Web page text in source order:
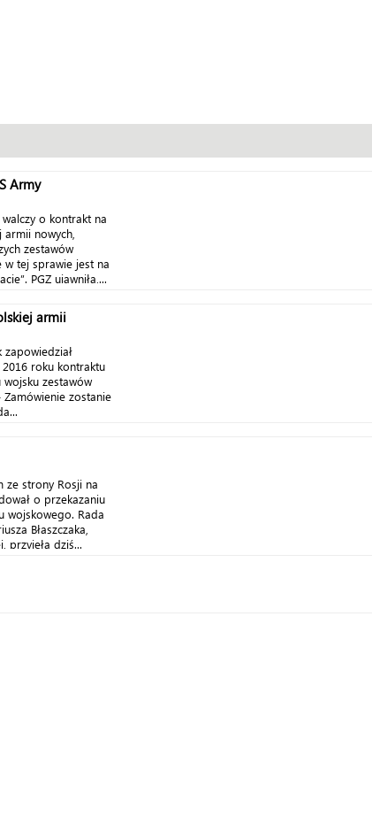
Army
o kontrakt na
nowych,
zestawów
w tej sprawie jest na
PGZ ujawniła,...
armii
zapowiedział
roku kontraktu
zestawów
zostanie
ze strony Rosji na
o przekazaniu
wojskowego. Rada
Błaszczaka,
przyjęła dziś...